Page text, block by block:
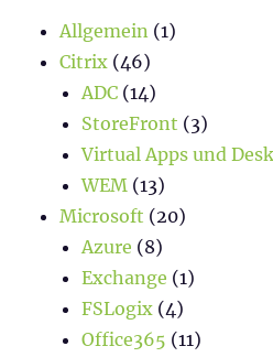
Allgemein (1)
Citrix (46)
ADC (14)
StoreFront (3)
Virtual Apps und
WEM (13)
Microsoft (20)
Azure (8)
Exchange (1)
FSLogix (4)
Office365 (11)